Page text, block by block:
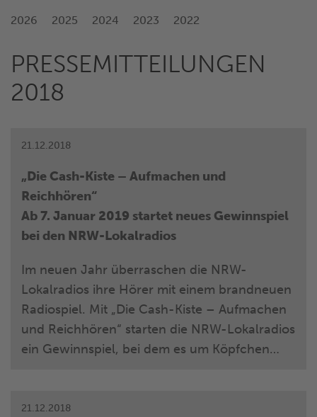
2026 2025 2024 2023 2022
PRESSEMITTEILUNGEN
2018
21.12.2018
„Die Cash-Kiste – Aufmachen und
Reichhören“
Ab 7. Januar 2019 startet neues Gewinnspiel
bei den NRW-Lokalradios
Im neuen Jahr überraschen die NRW-
Lokalradios ihre Hörer mit einem brandneuen
Radiospiel. Mit „Die Cash-Kiste – Aufmachen
und Reichhören“ starten die NRW-Lokalradios
ein Gewinnspiel, bei dem es um Köpfchen
einigen Hörern den Start ins neue Jahr
21.12.2018